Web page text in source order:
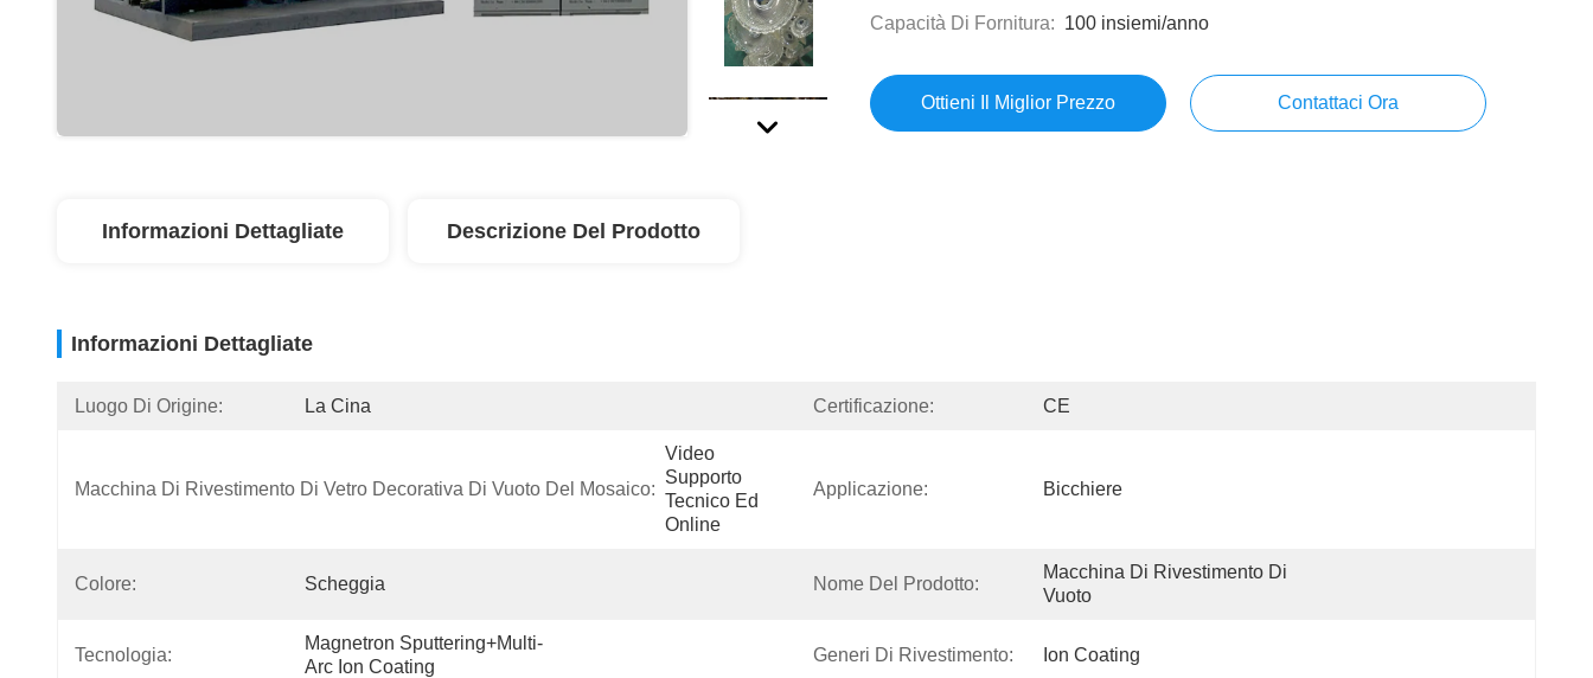
Capacità Di Fornitura: 100 insiemi/anno
Ottieni Il Miglior Prezzo Contattaci Ora
Informazioni Dettagliate Descrizione Del Prodotto
Informazioni Dettagliate
Luogo Di Origine: La Cina Certificazione: CE
Macchina Di Rivestimento Di Vetro Decorativa Di Vuoto Del Mosaico:
Video
Supporto
Tecnico Ed
Online
Applicazione: Bicchiere
Colore: Scheggia Nome Del Prodotto:
Macchina Di Rivestimento Di
Vuoto
Tecnologia:
Magnetron Sputtering+multi-
Arc Ion Coating
Generi Di Rivestimento: Ion Coating